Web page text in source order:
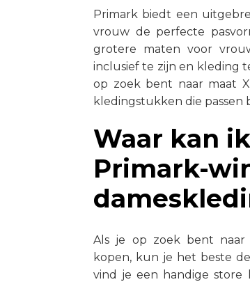
Primark biedt een
vrouw de perfecte
grotere maten voor
inclusief te zijn en kleding
op zoek bent naar maat
kledingstukken die
Waar kan
Primark-
Als je op zoek bent naar
kopen, kun je het beste
vind je een handige store